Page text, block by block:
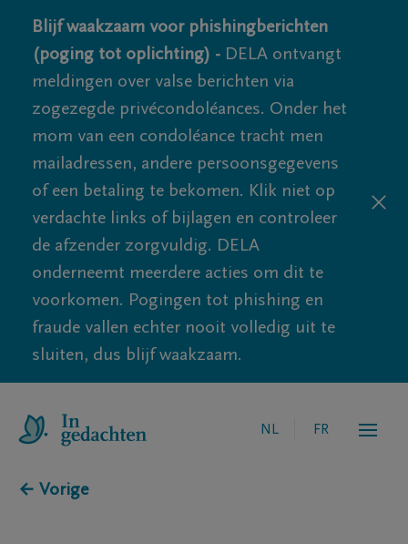
Blijf waakzaam voor phishingberichten
(poging tot oplichting) - DELA ontvangt
meldingen over valse berichten via
zogezegde privécondoléances. Onder het
mom van een condoléance tracht men
mailadressen, andere persoonsgegevens
of een betaling te bekomen. Klik niet op
verdachte links of bijlagen en controleer
de afzender zorgvuldig. DELA
onderneemt meerdere acties om dit te
voorkomen. Pogingen tot phishing en
fraude vallen echter nooit volledig uit te
sluiten, dus blijf waakzaam.
NL FR
← Vorige